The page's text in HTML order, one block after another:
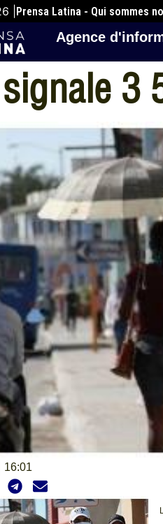
| Prensa Latina - Qui sommes
Agence
3
16:01